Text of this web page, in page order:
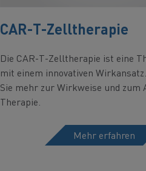
CAR-T-Zelltherapie
Die CAR-T-Zelltherapie ist eine
mit einem innovativen
Sie mehr zur Wirkweise und zum
Therapie.
Mehr erfahren